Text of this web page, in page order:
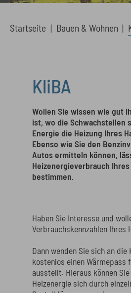
Startseite Bauen & Wohnen
KliBA
Wollen Sie wissen wie gut
ist, wo die Schwachstellen
Energie die Heizung Ihres
Ebenso wie Sie den
Autos ermitteln können,
Heizenergieverbrauch Ihres
bestimmen.
Haben Sie Interesse und
Verbrauchskennzahlen Ihres
Dann wenden Sie sich an die
kostenlos einen Wärmepass
ausstellt. Hieraus können
Heizenergie sich durch